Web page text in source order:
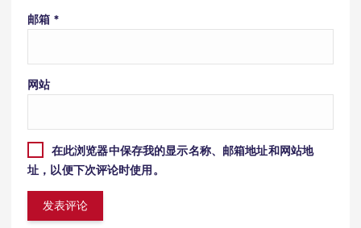
邮箱 *
网站
在此浏览器中保存我的显示名称、邮箱地址和网站地
址，以便下次评论时使用。